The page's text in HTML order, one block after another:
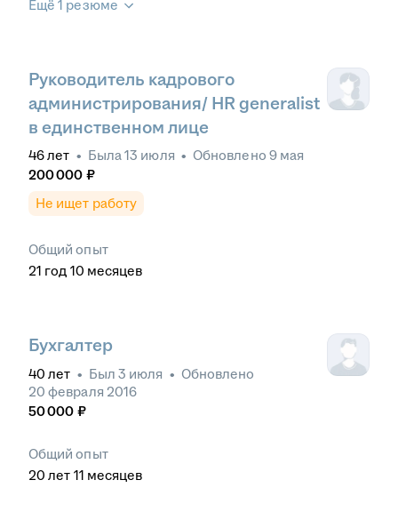
Ещё 1 резюме
Руководитель кадрового
администрирования/ HR generalist
в единственном лице
46лет • Была13 июля • Обновлено 9 мая
200 000 ₽
Не ищет работу
Общий опыт
21 год 10 месяцев
Бухгалтер
40 лет • Был 3 июля • Обновлено
20 февраля 2016
50 000 ₽
Общий опыт
20 лет 11 месяцев